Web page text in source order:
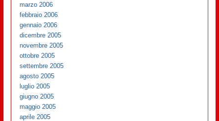
marzo 2006
febbraio 2006
gennaio 2006
dicembre 2005
novembre 2005
ottobre 2005
settembre 2005
agosto 2005
luglio 2005
giugno 2005
maggio 2005
aprile 2005